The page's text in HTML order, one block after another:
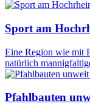
Sport am
Eine Region wie mit
natürlich
Pfahlbauten